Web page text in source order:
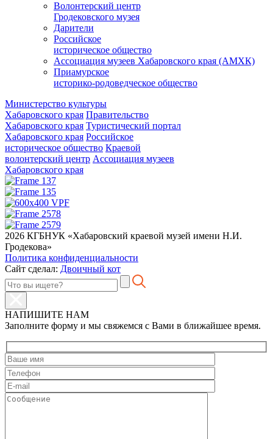
Волонтерский центр
Гродековского музея
Дарители
Российское
историческое общество
Ассоциация музеев Хабаровского края (АМХК)
Приамурское
историко-родоведческое общество
Министерство культуры
Хабаровского края Правительство
Хабаровского края Туристический портал
Хабаровского края Российское
историческое общество Краевой
волонтерский центр Ассоциация музеев
Хабаровского края
2026 КГБНУК «Хабаровский краевой музей имени Н.И.
Гродекова»
Политика конфиденциальности
Сайт сделал: Двоичный кот
НАПИШИТЕ НАМ
Заполните форму и мы свяжемся с Вами в ближайшее время.